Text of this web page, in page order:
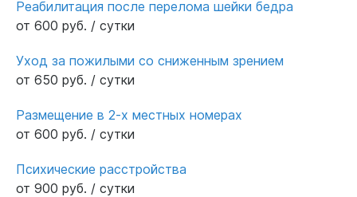
Реабилитация после перелома шейки бедра
от 600 руб. / сутки
Уход за пожилыми со сниженным зрением
от 650 руб. / сутки
Размещение в 2-х местных номерах
от 600 руб. / сутки
Психические расстройства
от 900 руб. / сутки